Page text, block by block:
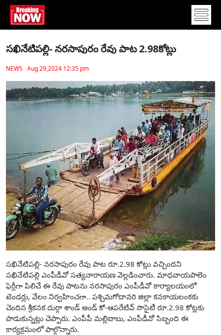
సఖినేటిపల్లి- నరసాపురం రేవు పాట 2.98కోట్లు
NEWS Aug 29,2024 12:35 pm
సఖినేటిపల్లి- నరసాపురం రేవు పాట రూ.2.98 కోట్లు వచ్చిందని
సఖినేటిపల్లి ఎంపీడీవో సత్యనారాయణ వెల్లడించారు. మాధవాయపాలెం
ఫెర్రీగా పిలిచే ఈ రేవు పాటను నరసాపురం ఎంపీడీవో కార్యాలయంలో
టెండర్లు, వేలం నిర్వహించగా.. పశ్చిమగోదావరి జిల్లా కనకాయలంకకు
చెందిన శ్రీకనక దుర్గా శాండ్ అండ్ కో-ఆపరేటివ్ సొసైటీ రూ.2.98 కోట్లకు
పాడుకున్నట్లు చెప్పారు. ఎంపీపీ మల్లిబాబు, ఎంపీడీవో సిబ్బంది ఈ
కార్యక్రమంలో పాల్గొన్నారు.